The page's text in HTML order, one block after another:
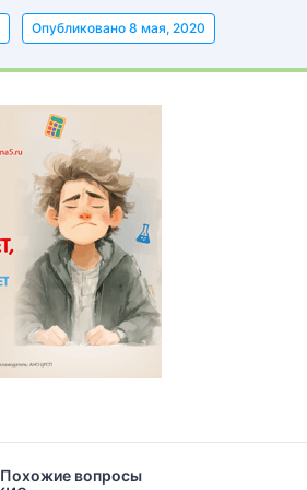
Опубликовано 8 мая, 2020
Похожие вопросы